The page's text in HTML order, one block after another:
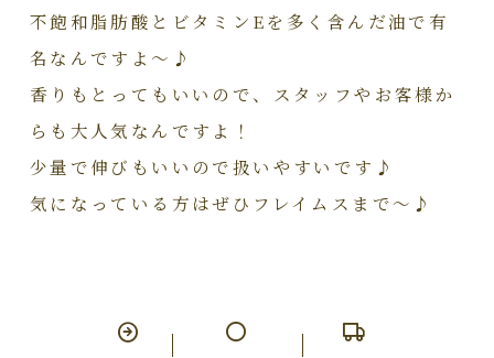
不飽和脂肪酸とビタミンEを多く含んだ油で有
名なんですよ～♪
香りもとってもいいので、スタッフやお客様か
らも大人気なんですよ！
少量で伸びもいいので扱いやすいです♪
気になっている方はぜひフレイムスまで～♪